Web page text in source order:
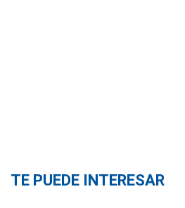
TE PUEDE INTERESAR